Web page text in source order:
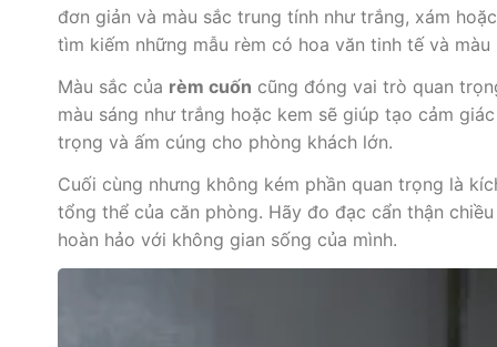
đơn giản và màu sắc trung tính như trắng, xám
tìm kiếm những mẫu rèm có hoa văn tinh tế và màu
Màu sắc của rèm cuốn cũng đóng vai trò quan
màu sáng như trắng hoặc kem sẽ giúp tạo cảm
trọng và ấm cúng cho phòng khách lớn.
Cuối cùng nhưng không kém phần quan trọng là
tổng thể của căn phòng. Hãy đo đạc cẩn thận
hoàn hảo với không gian sống của mình.